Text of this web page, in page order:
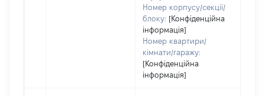
Номер корпусу/секції/
блоку: [Конфіденційна
інформація]
Номер квартири/
кімнати/гаражу:
[Конфіденційна
інформація]